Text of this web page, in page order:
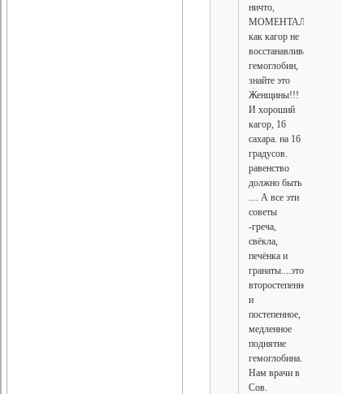
ничто,
МОМЕНТАЛЬНО,
как кагор не
восстанавливаеи
гемоглобин,
знайте это
Женщины!!!
И хороший
кагор, 16
сахара. на 16
градусов.
равенство
должно быть
.... А все эти
советы
-греча,
свёкла,
печёнка и
гранаты....это
второстепенное
и
постепенное,
медленное
поднятие
гемоглобина.
Нам врачи в
Сов.